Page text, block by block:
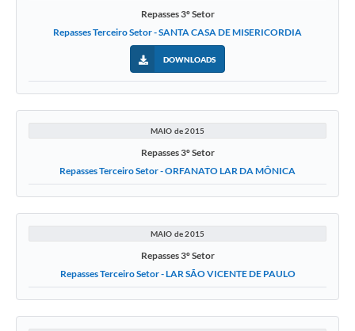
Repasses 3º Setor
Repasses Terceiro Setor - SANTA CASA DE MISERICORDIA
DOWNLOADS
MAIO de 2015
Repasses 3º Setor
Repasses Terceiro Setor - ORFANATO LAR DA MÔNICA
MAIO de 2015
Repasses 3º Setor
Repasses Terceiro Setor - LAR SÃO VICENTE DE PAULO